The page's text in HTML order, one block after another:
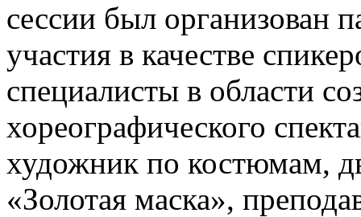
сессии был организован
участия в качестве
специалисты в области
хореографического
художник по костюмам,
«Золотая маска»,